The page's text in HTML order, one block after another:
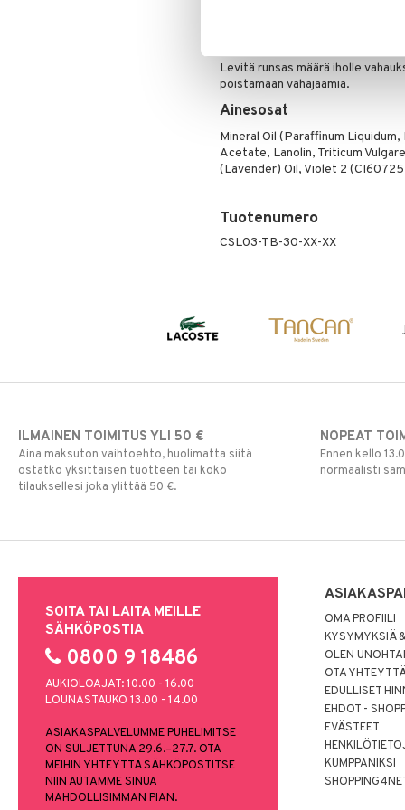
Levitä runsas määrä iholle
poistamaan vahajäämiä.
Ainesosat
Mineral Oil (Paraffinum
Acetate, Lanolin, Triticum
(Lavender) Oil, Violet 2
Tuotenumero
CSL03-TB-30-XX-XX
ILMAINEN TOIMITUS YLI 50 €
Aina maksuton vaihtoehto, huolimatta siitä
ostatko yksittäisen tuotteen tai koko
tilauksellesi joka ylittää 50 €.
NOPEAT
Ennen kello
normaalisti
SOITA TAI LAITA MEILLE
SÄHKÖPOSTIA
0800 9 18486
AUKIOLOAJAT: 10.00 - 16.00
LOUNASTAUKO 13.00 - 14.00
ASIAKASPALVELUMME PUHELIMITSE
ON SULJETTUNA 29.6.–27.7. OTA
MEIHIN YHTEYTTÄ SÄHKÖPOSTITSE
NIIN AUTAMME SINUA
MAHDOLLISIMMAN PIAN.
OMA PROFIILI
KYSYMYKSIÄ
OLEN
OTA
EDULLISET
EHDOT -
EVÄSTEET
KUMPPANIKSI